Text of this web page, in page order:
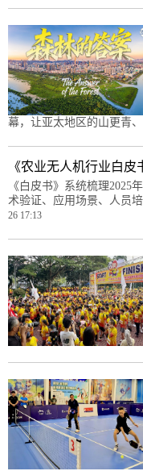
幕，让亚太地区的山更青、
《农业无人机行业白皮
《白皮书》系统梳理2025
术验证、应用场景、人员
26 17:13